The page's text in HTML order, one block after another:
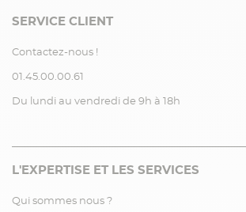
SERVICE CLIENT
Contactez-nous !
01.45.00.00.61
Du lundi au vendredi de 9h à 18h
L'EXPERTISE ET LES SERVICES
Qui sommes nous ?